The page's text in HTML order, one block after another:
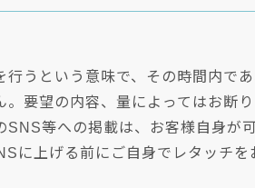
行うという意味で、その時間内で
要望の内容、量によってはお断り
SNS等への掲載は、お客様自身が
に上げる前にご自身でレタッチを